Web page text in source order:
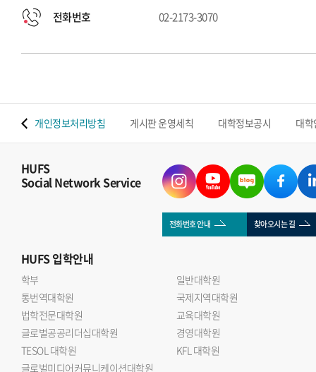
전화번호 02-2173-3070
개인정보처리방침 게시판 운영세칙 대학정보공시 대
HUFS
Social Network Service
전화번호 안내 찾아오시는 길
HUFS입학안내
학부
일반대학원
통번역대학원
국제지역대학원
법학전문대학원
교육대학원
글로벌공공리더십대학원
경영대학원
TESOL 대학원
KFL 대학원
글로벌미디어커뮤니케이션대학원